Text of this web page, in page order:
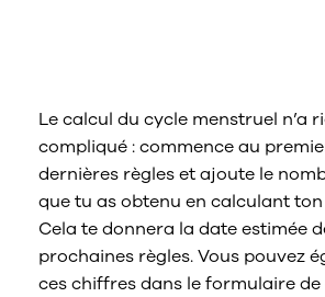
Le calcul du cycle menstruel n’a
compliqué : commence au
dernières règles et ajoute le
que tu as obtenu en calculant
Cela te donnera la date estimée
prochaines règles. Vous pouvez
ces chiffres dans le formulaire